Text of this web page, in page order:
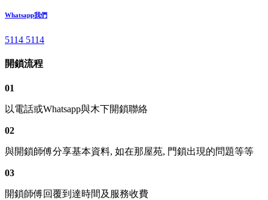
Whatsapp我們
5114 5114
開鎖流程
01
以電話或Whatsapp與木下開鎖聯絡
02
與開鎖師傅分享基本資料, 如在那屋苑, 門鎖出現的問題等等
03
開鎖師傅回覆到達時間及服務收費